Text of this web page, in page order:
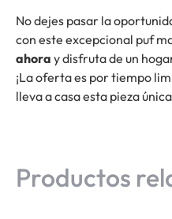
No dejes pasar la
con este excepcional puf
ahora y disfruta de un
¡La oferta es por tiempo
lleva a casa esta pieza
Productos